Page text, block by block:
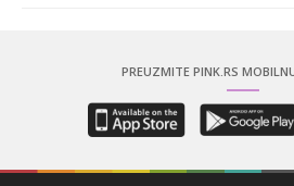
PREUZMITE PINK.RS